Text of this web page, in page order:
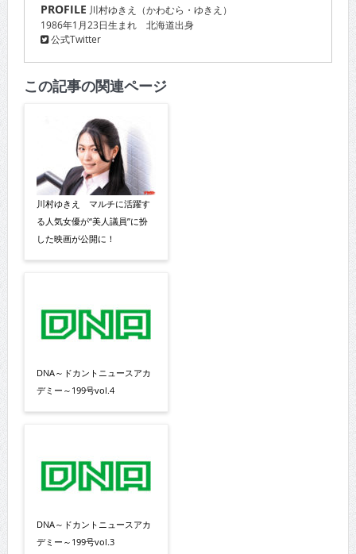
PROFILE 川村ゆきえ（かわむら・ゆきえ）
1986年1月23日生まれ 北海道出身
公式Twitter
この記事の関連ページ
川村ゆきえ マルチに活躍す
る人気女優が“美人議員”に扮
した映画が公開に！
DNA～ドカントニュースアカ
デミー～199号vol.4
DNA～ドカントニュースアカ
デミー～199号vol.3